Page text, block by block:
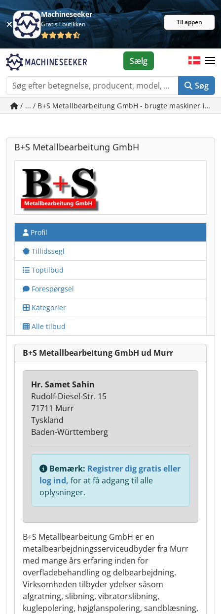
Machineseeker
Gratis i butikken Til appen
Søg
Sælg
/ ... / B+S Metallbearbeitung GmbH - brugte maskiner i
B+S Metallbearbeitung GmbH
Profil
Tillidssegl
Toptilbud
Forespørgsel
Kategorier
Alle tilbud
B+S Metallbearbeitung GmbH ud Murr
B+S Metallbearbeitung GmbH er en
metalbearbejdningsserviceudbyder fra Murr
med mange års erfaring inden for
overfladebehandling og delbearbejdning.
Virksomheden tilbyder ydelser såsom
afgratning, slibning, vibratorslibning,
kuglepolering, højglanspolering, sandblæsning,
Hr. Samet Sahin
Rudolf-Diesel-Str. 15
71711 Murr
Tyskland
Baden-Württemberg
Bemærk: Registrer dig gratis eller
log ind, for at få adgang til alle
oplysninger.